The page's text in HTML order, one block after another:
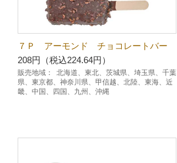
７Ｐ アーモンド チョコレートバー
208円（税込224.64円）
販売地域：
北海道、東北、茨城県、埼玉県、千葉
県、東京都、神奈川県、甲信越、北陸、東海、近
畿、中国、四国、九州、沖縄